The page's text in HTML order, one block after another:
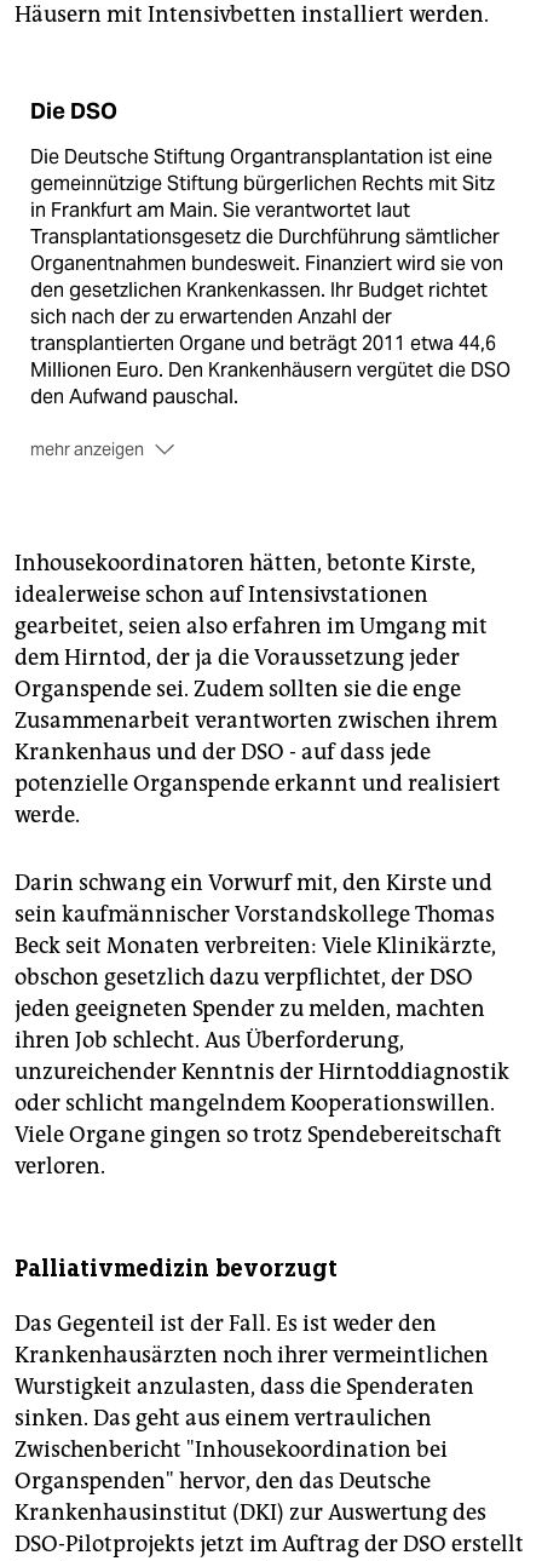
Häusern mit Intensivbetten installiert werden.
Die DSO
Die Deutsche Stiftung Organtransplantation ist eine
gemeinnützige Stiftung bürgerlichen Rechts mit Sitz
in Frankfurt am Main. Sie verantwortet laut
Transplantationsgesetz die Durchführung sämtlicher
Organentnahmen bundesweit. Finanziert wird sie von
den gesetzlichen Krankenkassen. Ihr Budget richtet
sich nach der zu erwartenden Anzahl der
transplantierten Organe und beträgt 2011 etwa 44,6
Millionen Euro. Den Krankenhäusern vergütet die DSO
den Aufwand pauschal.
mehr anzeigen
Inhousekoordinatoren hätten, betonte Kirste,
idealerweise schon auf Intensivstationen
gearbeitet, seien also erfahren im Umgang mit
dem Hirntod, der ja die Voraussetzung jeder
Organspende sei. Zudem sollten sie die enge
Zusammenarbeit verantworten zwischen ihrem
Krankenhaus und der DSO - auf dass jede
potenzielle Organspende erkannt und realisiert
werde.
Darin schwang ein Vorwurf mit, den Kirste und
sein kaufmännischer Vorstandskollege Thomas
Beck seit Monaten verbreiten: Viele Klinikärzte,
obschon gesetzlich dazu verpflichtet, der DSO
jeden geeigneten Spender zu melden, machten
ihren Job schlecht. Aus Überforderung,
unzureichender Kenntnis der Hirntoddiagnostik
oder schlicht mangelndem Kooperationswillen.
Viele Organe gingen so trotz Spendebereitschaft
verloren.
Palliativmedizin bevorzugt
Das Gegenteil ist der Fall. Es ist weder den
Krankenhausärzten noch ihrer vermeintlichen
Wurstigkeit anzulasten, dass die Spenderaten
sinken. Das geht aus einem vertraulichen
Zwischenbericht "Inhousekoordination bei
Organspenden" hervor, den das Deutsche
Krankenhausinstitut (DKI) zur Auswertung des
DSO-Pilotprojekts jetzt im Auftrag der DSO erstellt